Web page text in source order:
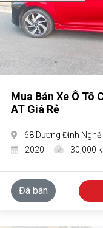
Mua Bán Xe Ô Tô
AT Giá Rẻ
68 Dương Đình Nghệ
2020
30,000
Đã bán